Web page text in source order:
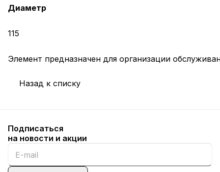
Диаметр
115
Элемент предназначен для организации
Назад к списку
Подписаться
на новости и акции